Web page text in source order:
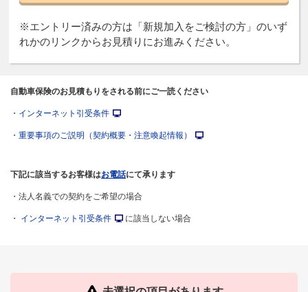
※エントリー済みの方は「新規加入をご検討の方」のいず
れかのリンクからお見積りにお進みください。
自動車保険のお見積もりをされる前にご一読ください
・インターネット引受条件
・重要事項のご説明（契約概要・注意喚起情報）
下記に該当するお客様はお電話にて承ります
・法人名義での契約をご希望の場合
・ インターネット引受条件 に該当しない場合